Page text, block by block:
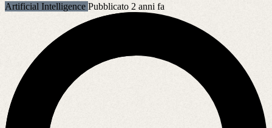
Artificial Intelligence Pubblicato 2 anni fa